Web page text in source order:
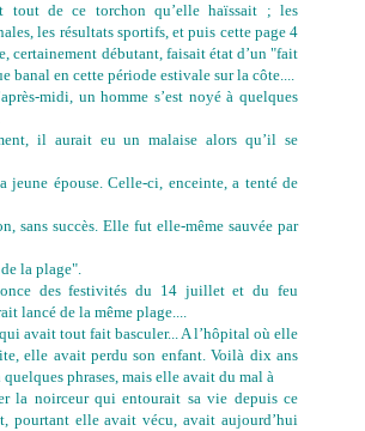
tout de ce torchon qu’elle haïssait ; les
les résultats sportifs, et puis cette page 4
certainement débutant, faisait état d’un "fait
banal en cette période estivale sur la côte....
midi, un homme s’est noyé à quelques
il aurait eu un malaise alors qu’il se
jeune épouse. Celle-ci, enceinte, a tenté de
sans succès. Elle fut elle-même sauvée par
la plage".
des festivités du 14 juillet et du feu
lancé de la même plage....
avait tout fait basculer... A l’hôpital où elle
elle avait perdu son enfant. Voilà dix ans
quelques phrases, mais elle avait du mal à
la noirceur qui entourait sa vie depuis ce
pourtant elle avait vécu, avait aujourd’hui